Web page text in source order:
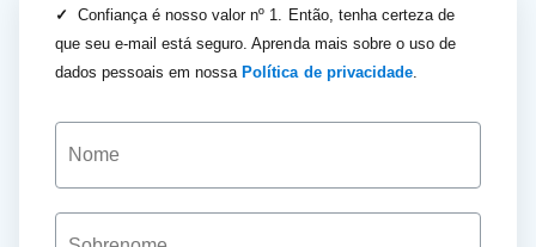
✓
Confiança é nosso valor nº 1. Então, tenha certeza de
que seu e-mail está seguro. Aprenda mais sobre o uso de
dados pessoais em nossa Política de privacidade.